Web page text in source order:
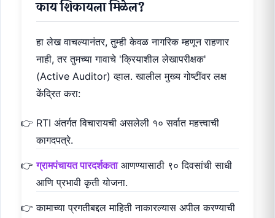
काय शिकायला मिळेल?
हा लेख वाचल्यानंतर, तुम्ही केवळ नागरिक म्हणून राहणार
नाही, तर तुमच्या गावाचे 'क्रियाशील लेखापरीक्षक'
(Active Auditor) व्हाल. खालील मुख्य गोष्टींवर लक्ष
केंद्रित करा:
RTI अंतर्गत विचारायची असलेली १० सर्वात महत्त्वाची
कागदपत्रे.
ग्रामपंचायत पारदर्शकताआणण्यासाठी ९० दिवसांची साधी
आणि प्रभावी कृती योजना.
कामाच्या प्रगतीबद्दल माहिती नाकारल्यास अपील करण्याची